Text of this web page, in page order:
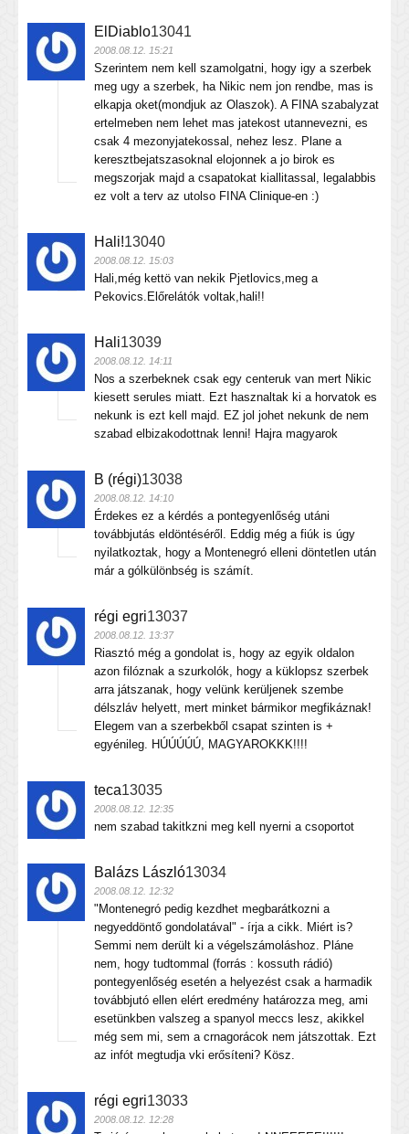
ElDiablo13041
2008.08.12. 15:21
Szerintem nem kell szamolgatni, hogy igy a szerbek
meg ugy a szerbek, ha Nikic nem jon rendbe, mas is
elkapja oket(mondjuk az Olaszok). A FINA szabalyzat
ertelmeben nem lehet mas jatekost utannevezni, es
csak 4 mezonyjatekossal, nehez lesz. Plane a
keresztbejatszasoknal elojonnek a jo birok es
megszorjak majd a csapatokat kiallitassal, legalabbis
ez volt a terv az utolso FINA Clinique-en :)
Hali!13040
2008.08.12. 15:03
Hali,még kettö van nekik Pjetlovics,meg a
Pekovics.Előrelátók voltak,hali!!
Hali13039
2008.08.12. 14:11
Nos a szerbeknek csak egy centeruk van mert Nikic
kiesett serules miatt. Ezt hasznaltak ki a horvatok es
nekunk is ezt kell majd. EZ jol johet nekunk de nem
szabad elbizakodottnak lenni! Hajra magyarok
B (régi)13038
2008.08.12. 14:10
Érdekes ez a kérdés a pontegyenlőség utáni
továbbjutás eldöntéséről. Eddig még a fiúk is úgy
nyilatkoztak, hogy a Montenegró elleni döntetlen után
már a gólkülönbség is számít.
régi egri13037
2008.08.12. 13:37
Riasztó még a gondolat is, hogy az egyik oldalon
azon filóznak a szurkolók, hogy a küklopsz szerbek
arra játszanak, hogy velünk kerüljenek szembe
délszláv helyett, mert minket bármikor megfikáznak!
Elegem van a szerbekből csapat szinten is +
egyénileg. HÚÚÚÚÚ, MAGYAROKKK!!!!
teca13035
2008.08.12. 12:35
nem szabad takitkzni meg kell nyerni a csoportot
Balázs László13034
2008.08.12. 12:32
"Montenegró pedig kezdhet megbarátkozni a
negyeddöntő gondolatával" - írja a cikk. Miért is?
Semmi nem derült ki a végelszámoláshoz. Pláne
nem, hogy tudtommal (forrás : kossuth rádió)
pontegyenlőség esetén a helyezést csak a harmadik
továbbjutó ellen elért eredmény határozza meg, ami
esetünkben valszeg a spanyol meccs lesz, akikkel
még sem mi, sem a crnagorácok nem játszottak. Ezt
az infót megtudja vki erősíteni? Kösz.
régi egri13033
2008.08.12. 12:28